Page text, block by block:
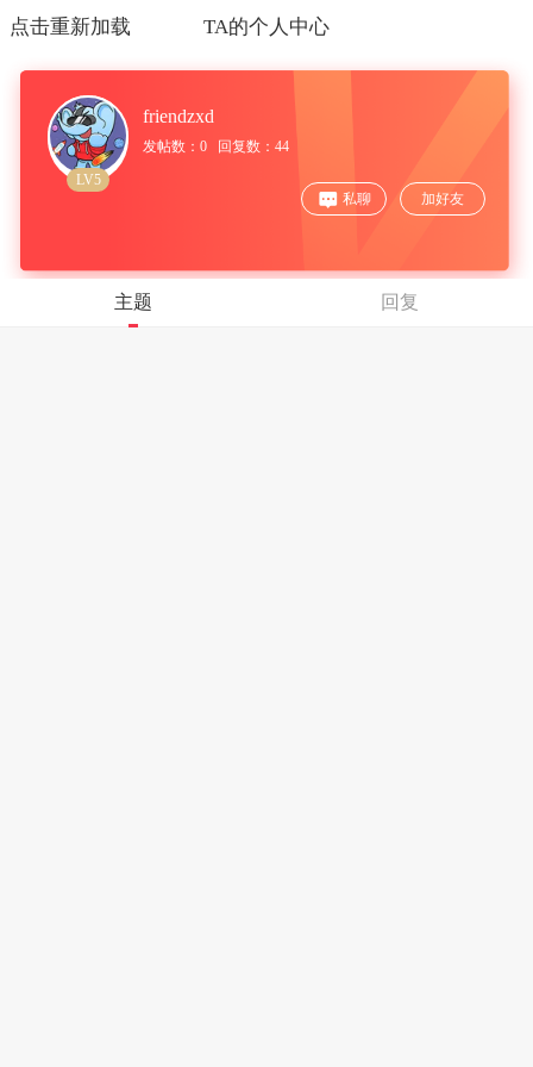
点击重新加载 TA的个人中心
LV5
friendzxd
发帖数：0 回复数：44
私聊 加好友
主题 回复